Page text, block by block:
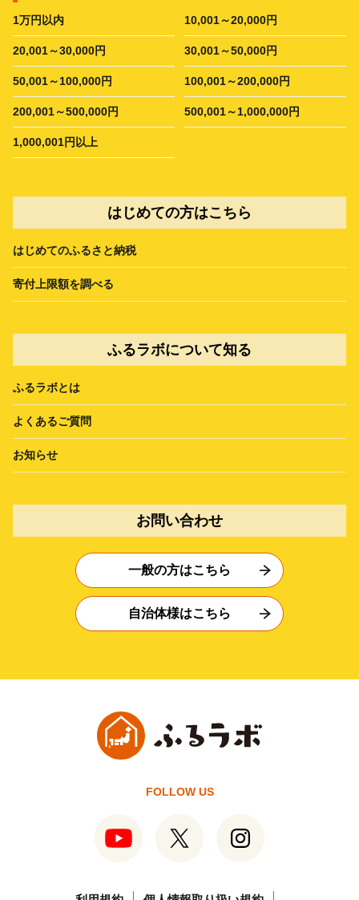
1万円以内 10,001～20,000円
20,001～30,000円 30,001～50,000円
50,001～100,000円 100,001～200,000円
200,001～500,000円 500,001～1,000,000円
1,000,001円以上
はじめての方はこちら
はじめてのふるさと納税
寄付上限額を調べる
ふるラボについて知る
ふるラボとは
よくあるご質問
お知らせ
お問い合わせ
一般の方はこちら
自治体様はこちら
FOLLOW US